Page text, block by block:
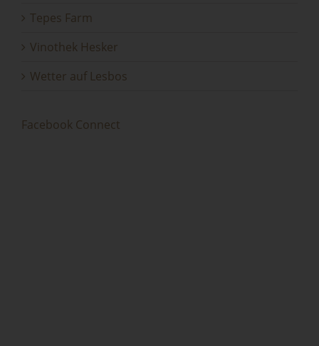
Tepes Farm
Vinothek Hesker
Wetter auf Lesbos
Facebook Connect